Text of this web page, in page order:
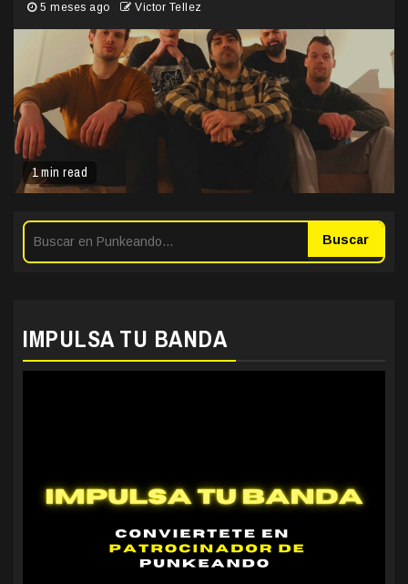
1 min read
5 meses ago Victor Tellez
Buscar
IMPULSA TU BANDA